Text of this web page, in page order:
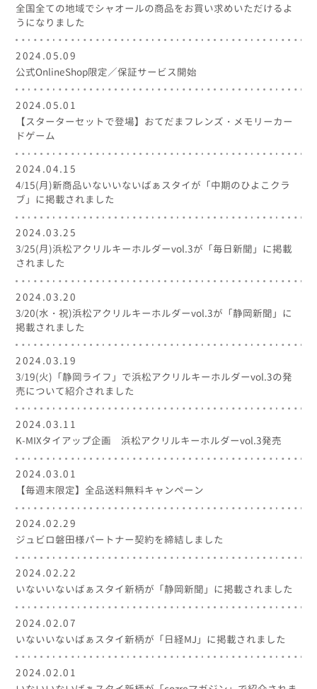
全国全ての地域でシャオールの商品をお買い求めいただけるよ
うになりました
2024.05.09
公式OnlineShop限定／保証サービス開始
2024.05.01
【スターターセットで登場】おてだまフレンズ・メモリーカー
ドゲーム
2024.04.15
4/15(月)新商品いないいないばぁスタイが「中期のひよこクラ
ブ」に掲載されました
2024.03.25
3/25(月)浜松アクリルキーホルダーvol.3が「毎日新聞」に掲載
されました
2024.03.20
3/20(水・祝)浜松アクリルキーホルダーvol.3が「静岡新聞」に
掲載されました
2024.03.19
3/19(火)「静岡ライフ」で浜松アクリルキーホルダーvol.3の発
売について紹介されました
2024.03.11
K-MIXタイアップ企画 浜松アクリルキーホルダーvol.3発売
2024.03.01
【毎週末限定】全品送料無料キャンペーン
2024.02.29
ジュビロ磐田様パートナー契約を締結しました
2024.02.22
いないいないばぁスタイ新柄が「静岡新聞」に掲載されました
2024.02.07
いないいないばぁスタイ新柄が「日経MJ」に掲載されました
2024.02.01